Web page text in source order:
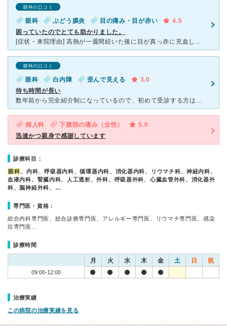
眼科の口コミ
眼科 ぶどう膜炎 目の痛み・目が赤い
4.5
困っていたのでとても助かりました。
[症状・来院理由] 高熱が一週間続いた後に目が真っ赤に充血し痛みがあり、他の眼科で診察結果はただの結膜炎...。しかしその後2週間たっても治らないので違う眼科でみてもうとやはり結膜炎ではなくもっと重
眼科の口コミ
眼科 白内障 歪んで見える
3.0
待ち時間が長い
数年前から完全紹介制になっているので、初めて受診する方は他院からの紹介状がないと診ていただけません。 病院に行っても、近くのクリニックを紹介されるだけです。 祖母の白内障手術のため眼科に受診し
婦人科 下腹部の痛み（女性）
5.0
迅速かつ親身で感謝しています
診療科目：
眼科、内科、呼吸器内科、循環器内科、消化器内科、リウマチ科、神経内科、
血液内科、腎臓内科、人工透析、外科、呼吸器外科、心臓血管外科、消化器外
科、脳神経外科、…
専門医・資格：
総合内科専門医、総合診療専門医、アレルギー専門医、リウマチ専門医、感染
症専門医…
診療時間
月 火 水 木 金 土 日 祝
09:00-12:00
治療実績
この病院の治療実績を見る